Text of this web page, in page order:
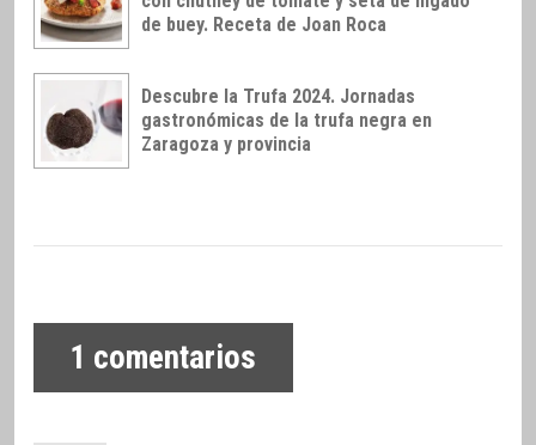
de buey. Receta de Joan Roca
Descubre la Trufa 2024. Jornadas
gastronómicas de la trufa negra en
Zaragoza y provincia
1 comentarios